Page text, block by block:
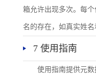
箱允许出现多次。每
名的存在，如真实姓
7 使用指南
使用指南提供元